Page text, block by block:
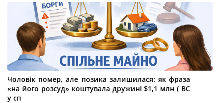
Чоловік помер, але позика залишилася: як фраза
«на його розсуд» коштувала дружині $1,1 млн ( ВС
у сп